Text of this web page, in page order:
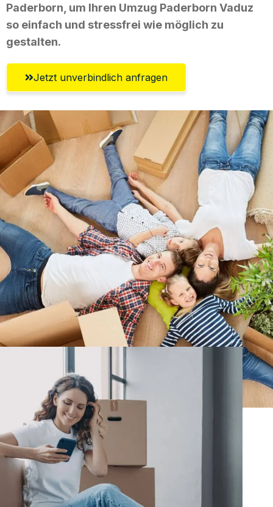
Paderborn, um Ihren Umzug Paderborn Vaduz
so einfach und stressfrei wie möglich zu
gestalten.
Jetzt unverbindlich anfragen